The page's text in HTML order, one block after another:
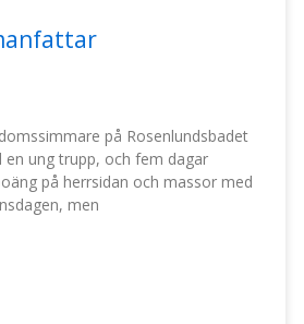
på Rosenlundsbadet
en ung trupp, och fem dagar
på herrsidan och massor med
men